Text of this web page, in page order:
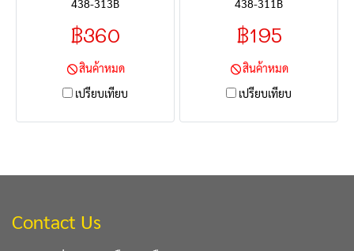
438-313B
฿360
สินค้าหมด
เปรียบเทียบ
438-311B
฿195
สินค้าหมด
เปรียบเทียบ
Contact Us